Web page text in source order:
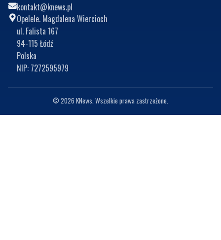
kontakt@knews.pl
Opelele. Magdalena Wiercioch
ul. Falista 167
94-115 Łódź
Polska
NIP: 7272595979
© 2026 KNews. Wszelkie prawa zastrzeżone.